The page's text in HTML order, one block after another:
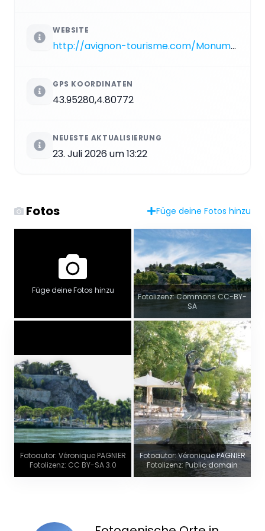
WEBSITE
http://avignon-tourisme.com/Monuments-et-Patrimoine-culturel/AVIGNON/fiche-PCUPAC084CDT0000008-1.html
GPS KOORDINATEN
43.95280,4.80772
NEUESTE AKTUALISIERUNG
23. Juli 2026 um 13:22
Fotos Füge deine Fotos hinzu
Füge deine Fotos hinzu
Fotolizenz: Commons CC-BY-
SA
Fotoautor: Véronique PAGNIER
Fotolizenz: CC BY-SA 3.0
Fotoautor: Véronique PAGNIER
Fotolizenz: Public domain